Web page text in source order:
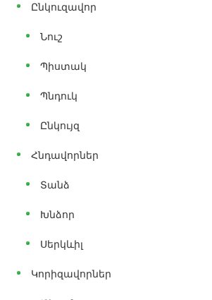
Ընկուզավոր
Նուշ
Պիստակ
Պնդուկ
Ընկույզ
Հնդավորներ
Տանձ
Խնձոր
Սերկևիլ
Կորիզավորներ